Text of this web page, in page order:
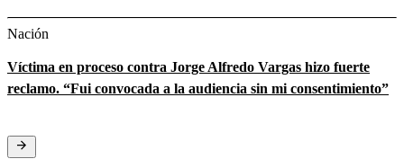
Nación
Víctima en proceso contra Jorge Alfredo Vargas hizo fuerte
reclamo. “Fui convocada a la audiencia sin mi consentimiento”